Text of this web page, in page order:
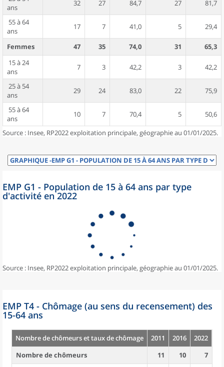
ans
32 27 84,7 27 81,7
55 à 64
ans
17 7 41,0 5 29,4
Femmes 47 35 74,0 31
65,3
15 à 24
ans
7 3 42,2 3 42,2
25 à 54
ans
29 24 83,0 22 75,9
55 à 64
ans
10 7 70,4 5 50,6
Source : Insee, RP2022 exploitation principale, géographie au 01/01/2025.
EMP G1 - Population de 15 à 64 ans par type
d'activité en 2022
Source : Insee, RP2022 exploitation principale, géographie au 01/01/2025.
EMP T4 - Chômage (au sens du recensement) des
15-64 ans
Nombre de chômeurs et taux de chômage 2011 2016
2022
Nombre de chômeurs
11 10
7